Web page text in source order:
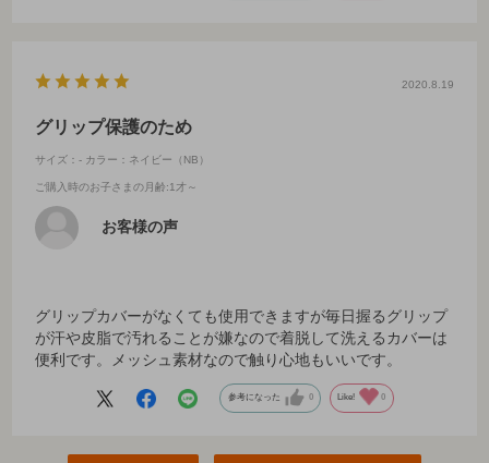
2020.8.19
グリップ保護のため
サイズ：- カラー：ネイビー（NB）
ご購入時のお子さまの月齢:1才～
お客様の声
グリップカバーがなくても使用できますが毎日握るグリップ
が汗や皮脂で汚れることが嫌なので着脱して洗えるカバーは
便利です。メッシュ素材なので触り心地もいいです。
参考になった 0 Like! 0